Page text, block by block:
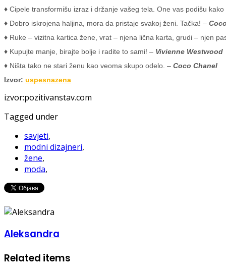
♦ Cipele transformišu izraz i držanje vašeg tela. One vas podišu
♦ Dobro iskrojena haljina, mora da pristaje svakoj ženi. Tačka! –
♦ Ruke – vizitna kartica žene, vrat – njena lična karta, grudi – njen
♦ Kupujte manje, birajte bolje i radite to sami! – Vivienne Westwood
♦ Ništa tako ne stari ženu kao veoma skupo odelo. – Coco Chanel
Izvor: uspesnazena
izvor:pozitivanstav.com
Tagged under
savjeti,
modni dizajneri,
žene,
moda,
Aleksandra
Related items